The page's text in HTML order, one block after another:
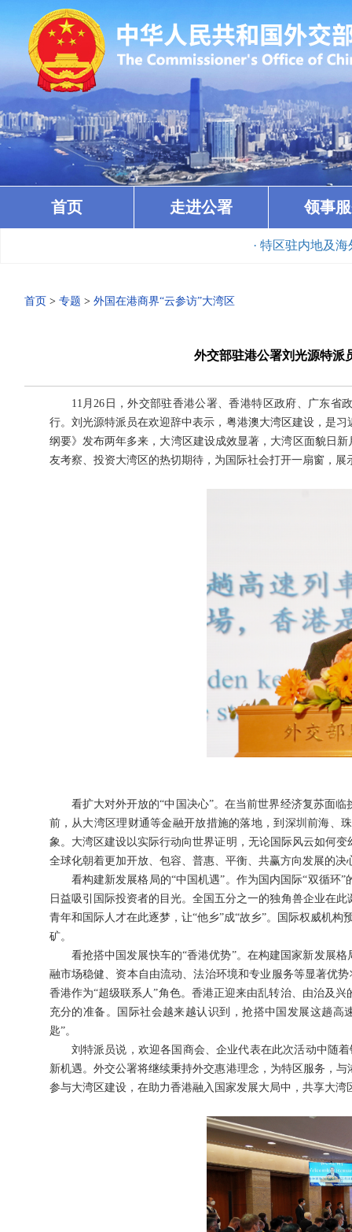
首页 走进公署 领事
· 特区驻内地及海外
首页 > 专题 > 外国在港商界“云参访”大湾区
外交部驻港公署刘光源特派
11月26日，外交部驻香港公署、香港特区政府、广东省政
行。刘光源特派员在欢迎辞中表示，粤港澳大湾区建设，是
纲要》发布两年多来，大湾区建设成效显著，大湾区面貌日
友考察、投资大湾区的热切期待，为国际社会打开一扇窗，
看扩大对外开放的“中国决心”。在当前世界经济复苏面临
前，从大湾区理财通等金融开放措施的落地，到深圳前海、
象。大湾区建设以实际行动向世界证明，无论国际风云如何
全球化朝着更加开放、包容、普惠、平衡、共赢方向发展的决
看构建新发展格局的“中国机遇”。作为国内国际“双循环”
日益吸引国际投资者的目光。全国五分之一的独角兽企业在
青年和国际人才在此逐梦，让“他乡”成“故乡”。国际权威机
矿。
看抢搭中国发展快车的“香港优势”。在构建国家新发展格
融市场稳健、资本自由流动、法治环境和专业服务等显著优
香港作为“超级联系人”角色。香港正迎来由乱转治、由治及
充分的准备。国际社会越来越认识到，抢搭中国发展这趟
匙”。
刘特派员说，欢迎各国商会、企业代表在此次活动中随着
新机遇。外交公署将继续秉持外交惠港理念，为特区服务，
参与大湾区建设，在助力香港融入国家发展大局中，共享大湾